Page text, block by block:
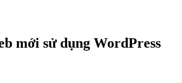
mới sử dụng WordPress